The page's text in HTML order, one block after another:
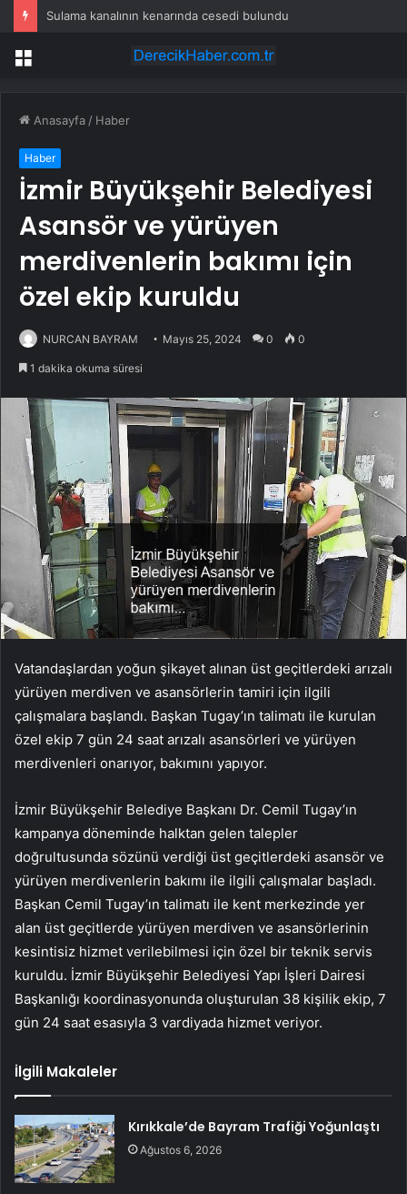
Sulama kanalının kenarında cesedi bulundu
Menü
Anasayfa / Haber
Haber
İzmir Büyükşehir Belediyesi
Asansör ve yürüyen
merdivenlerin bakımı için
özel ekip kuruldu
NURCAN BAYRAM Mayıs 25, 2024 0 0
1 dakika okuma süresi
Vatandaşlardan yoğun şikayet alınan üst geçitlerdeki arızalı
yürüyen merdiven ve asansörlerin tamiri için ilgili
çalışmalara başlandı. Başkan Tugay’ın talimatı ile kurulan
özel ekip 7 gün 24 saat arızalı asansörleri ve yürüyen
merdivenleri onarıyor, bakımını yapıyor.
İzmir Büyükşehir Belediye Başkanı Dr. Cemil Tugay’ın
kampanya döneminde halktan gelen talepler
doğrultusunda sözünü verdiği üst geçitlerdeki asansör ve
yürüyen merdivenlerin bakımı ile ilgili çalışmalar başladı.
Başkan Cemil Tugay’ın talimatı ile kent merkezinde yer
alan üst geçitlerde yürüyen merdiven ve asansörlerinin
kesintisiz hizmet verilebilmesi için özel bir teknik servis
kuruldu. İzmir Büyükşehir Belediyesi Yapı İşleri Dairesi
Başkanlığı koordinasyonunda oluşturulan 38 kişilik ekip, 7
gün 24 saat esasıyla 3 vardiyada hizmet veriyor.
İlgili Makaleler
Kırıkkale’de Bayram Trafiği Yoğunlaştı
Ağustos 6, 2026